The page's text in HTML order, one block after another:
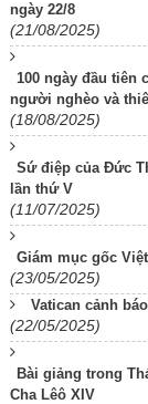
ngày 22/8
(21/08/2025)
100 ngày đầu tiên
người nghèo và
(18/08/2025)
Sứ điệp của Đức
lần thứ V
(11/07/2025)
Giám mục gốc
(23/05/2025)
Vatican cảnh
(22/05/2025)
Bài giảng trong
Cha Lêô XIV